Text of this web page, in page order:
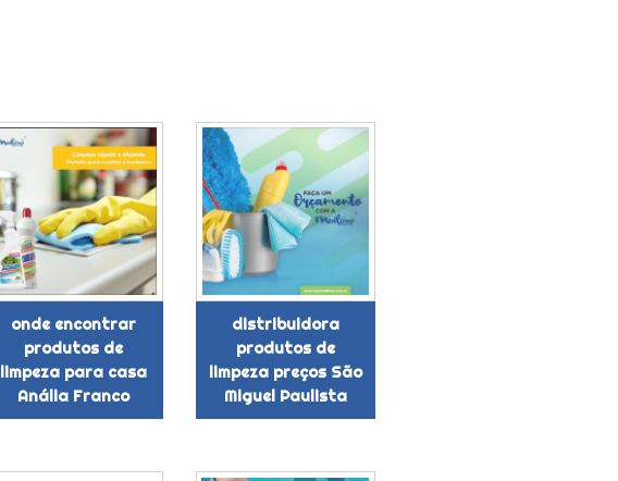
onde encontrar
produtos de
limpeza para casa
Anália Franco
distribuidora
produtos de
limpeza preços São
Miguel Paulista